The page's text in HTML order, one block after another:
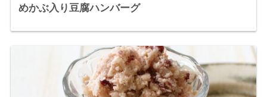
めかぶ入り豆腐ハンバーグ